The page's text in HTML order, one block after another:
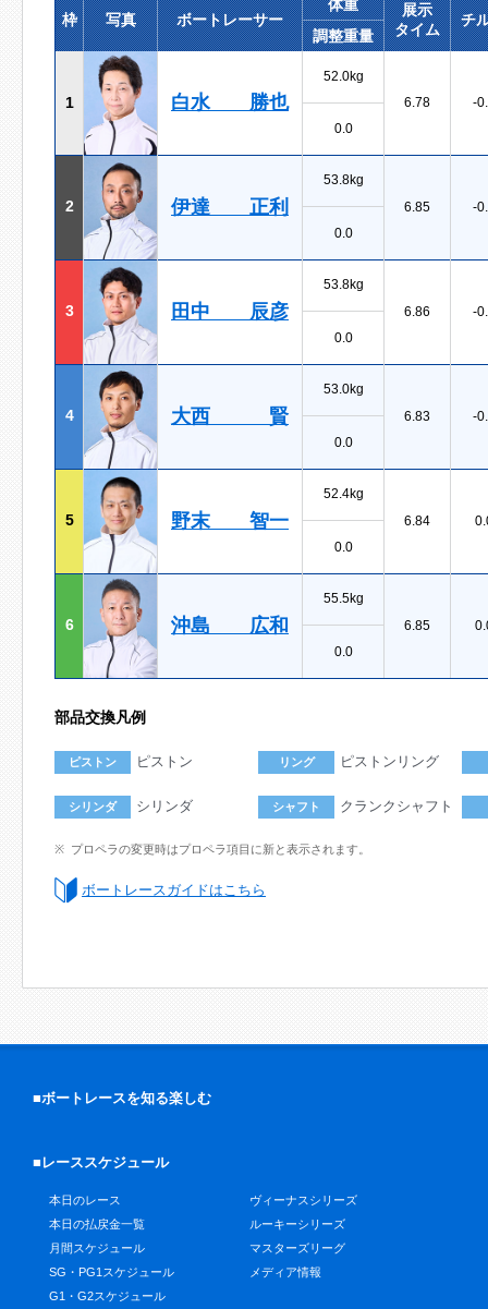
枠 写真 ボートレーサー
体重
展示
タイム
チ
調整重量
1 白水 勝也
52.0kg
6.78
-
0.0
2 伊達 正利
53.8kg
6.85
-
0.0
3 田中 辰彦
53.8kg
6.86
-
0.0
4 大西 賢
53.0kg
6.83
-
0.0
5 野末 智一
52.4kg
6.84
0.0
6 沖島 広和
55.5kg
6.85
0.0
部品交換凡例
ピストン ピストン リング ピストンリング
シリンダ シリンダ シャフト クランクシャフト
プロペラの変更時はプロペラ項目に新と表示されます。
ボートレースガイドはこちら
■ボートレースを知る楽しむ
■レーススケジュール
本日のレース
本日の払戻金一覧
月間スケジュール
SG・PG1スケジュール
G1・G2スケジュール
ヴィーナスシリーズ
ルーキーシリーズ
マスターズリーグ
メディア情報